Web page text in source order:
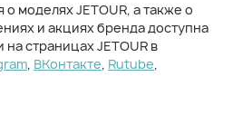
моделях JETOUR, а также о
и акциях бренда доступна
на страницах JETOUR в
, ВКонтакте, Rutube,